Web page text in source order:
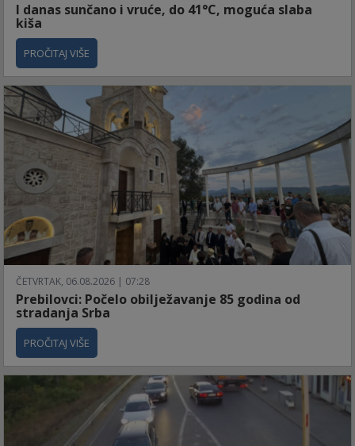
I danas sunčano i vruće, do 41°C, moguća slaba
kiša
PROČITAJ VIŠE
ČETVRTAK, 06.08.2026 | 07:28
Prebilovci: Počelo obilježavanje 85 godina od
stradanja Srba
PROČITAJ VIŠE